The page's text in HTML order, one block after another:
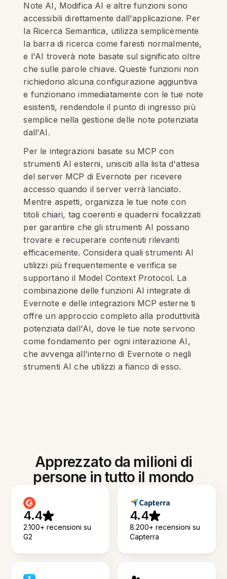
Note AI, Modifica AI e altre funzioni sono
accessibili direttamente dall'applicazione. Per
la Ricerca Semantica, utilizza semplicemente
la barra di ricerca come faresti normalmente,
e l'AI troverà note basate sul significato oltre
che sulle parole chiave. Queste funzioni non
richiedono alcuna configurazione aggiuntiva
e funzionano immediatamente con le tue note
esistenti, rendendole il punto di ingresso più
semplice nella gestione delle note potenziata
dall'AI.
Per le integrazioni basate su MCP con
strumenti AI esterni, unisciti alla lista d'attesa
del server MCP di Evernote per ricevere
accesso quando il server verrà lanciato.
Mentre aspetti, organizza le tue note con
titoli chiari, tag coerenti e quaderni focalizzati
per garantire che gli strumenti AI possano
trovare e recuperare contenuti rilevanti
efficacemente. Considera quali strumenti AI
utilizzi più frequentemente e verifica se
supportano il Model Context Protocol. La
combinazione delle funzioni AI integrate di
Evernote e delle integrazioni MCP esterne ti
offre un approccio completo alla produttività
potenziata dall'AI, dove le tue note servono
come fondamento per ogni interazione AI,
che avvenga all'interno di Evernote o negli
strumenti AI che utilizzi a fianco di esso.
Apprezzato da milioni di
persone in tutto il mondo
4.4
2.100+ recensioni su
G2
4.4
8.200+ recensioni su
Capterra